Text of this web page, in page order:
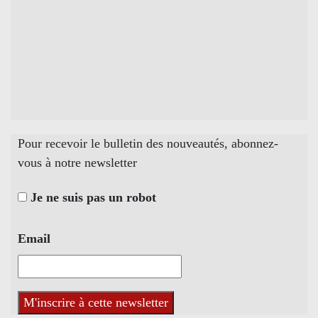
Pour recevoir le bulletin des nouveautés, abonnez-
vous à notre newsletter
Je ne suis pas un robot
Email